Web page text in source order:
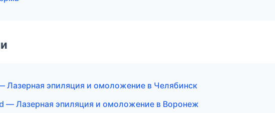
Лазерная эпиляция и омоложение в Челябинск
— Лазерная эпиляция и омоложение в Воронеж